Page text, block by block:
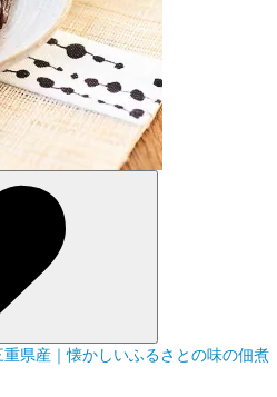
県産｜懐かしいふるさとの味の佃煮